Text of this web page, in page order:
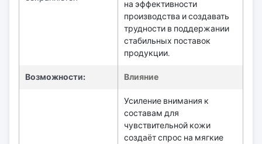
на эффективности
производства и создавать
трудности в поддержании
стабильных поставок
продукции.
Возможности: Влияние
Усиление внимания к
составам для
чувствительной кожи
создаёт спрос на мягкие